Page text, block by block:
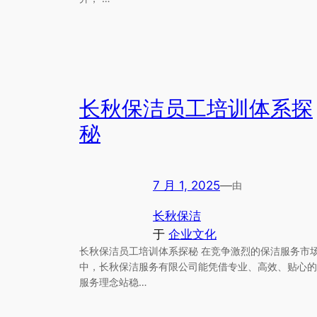
长秋保洁员工培训体系探
秘
7 月 1, 2025—由
长秋保洁
于 企业文化
长秋保洁员工培训体系探秘 在竞争激烈的保洁服务市
中，长秋保洁服务有限公司能凭借专业、高效、贴心的
服务理念站稳…